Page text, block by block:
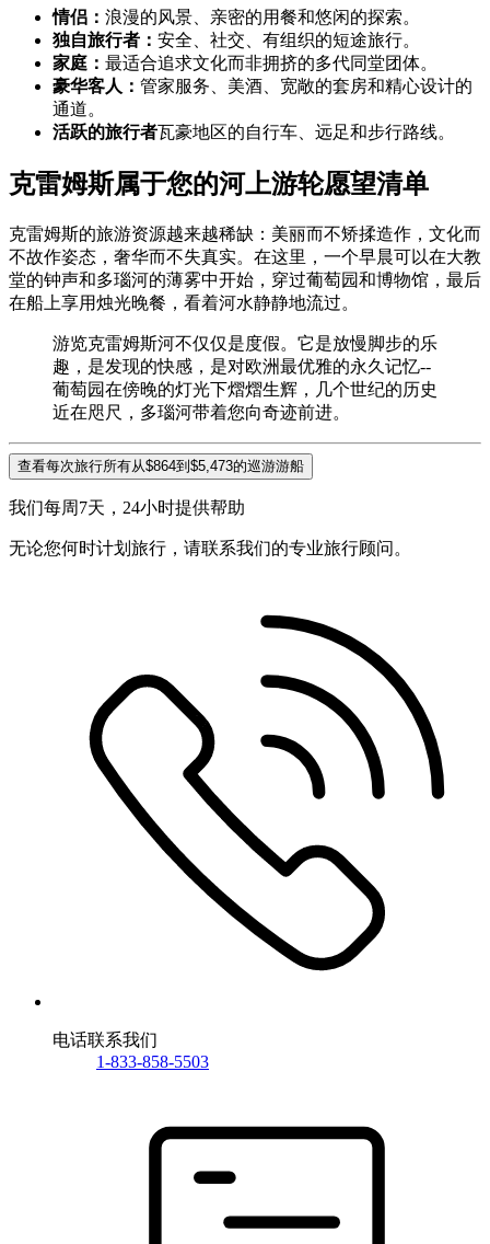
情侣： 浪漫的风景、亲密的用餐和悠闲的探索。
独自旅行者： 安全、社交、有组织的短途旅行。
家庭： 最适合追求文化而非拥挤的多代同堂团体。
豪华客人： 管家服务、美酒、宽敞的套房和精心设计的
通道。
活跃的旅行者瓦豪地区的自行车、远足和步行路线。
克雷姆斯属于您的河上游轮愿望清单
克雷姆斯的旅游资源越来越稀缺：美丽而不矫揉造作，文化而
不故作姿态，奢华而不失真实。在这里，一个早晨可以在大教
堂的钟声和多瑙河的薄雾中开始，穿过葡萄园和博物馆，最后
在船上享用烛光晚餐，看着河水静静地流过。
游览克雷姆斯河不仅仅是度假。它是放慢脚步的乐
趣，是发现的快感，是对欧洲最优雅的永久记忆--
葡萄园在傍晚的灯光下熠熠生辉，几个世纪的历史
近在咫尺，多瑙河带着您向奇迹前进。
查看每次旅行所有从$864到$5,473的巡游游船
我们每周7天，24小时提供帮助
无论您何时计划旅行，请联系我们的专业旅行顾问。
电话联系我们
1-833-858-5503